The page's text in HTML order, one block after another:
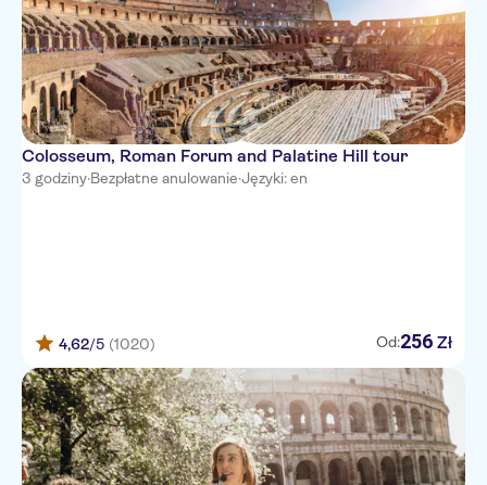
SOFITEL ROMA VILLA
BORGHESE
Al Manthia Hotel
ARGENTINA
RIPA RESIDENCE
RESIDENZA IL BOLLO
W Rome
Grand Hotel de la Minerve
River Palace Hotel
Colosseum, Roman Forum and Palatine Hill tour
3 godziny·Bezpłatne anulowanie·Języki: en
4,62/5 (1020) Od:256 Zł